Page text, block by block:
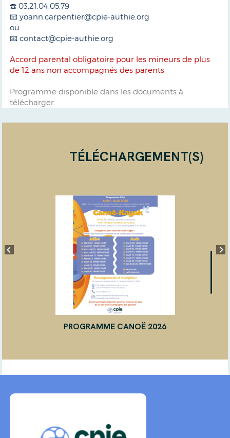
☎️ 03.21.04.05.79
📧 yoann.carpentier@cpie-authie.org
ou
📧 contact@cpie-authie.org
Accord parental obligatoire pour les mineurs de plus
de 12 ans non accompagnés des parents
Programme disponible dans les documents à
télécharger.
TÉLÉCHARGEMENT(S)
PROGRAMME CANOË 2026